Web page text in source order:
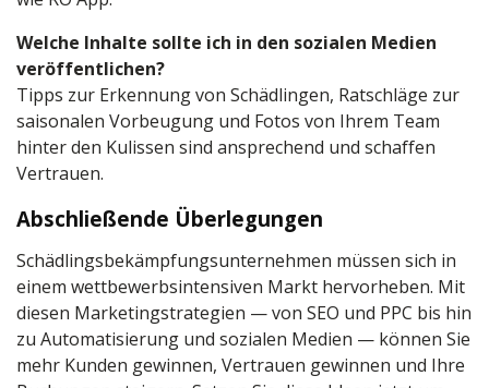
Welche Inhalte sollte ich in den sozialen Medien
veröffentlichen?
Tipps zur Erkennung von Schädlingen, Ratschläge zur
saisonalen Vorbeugung und Fotos von Ihrem Team
hinter den Kulissen sind ansprechend und schaffen
Vertrauen.
Abschließende Überlegungen
Schädlingsbekämpfungsunternehmen müssen sich in
einem wettbewerbsintensiven Markt hervorheben. Mit
diesen Marketingstrategien — von SEO und PPC bis hin
zu Automatisierung und sozialen Medien — können Sie
mehr Kunden gewinnen, Vertrauen gewinnen und Ihre